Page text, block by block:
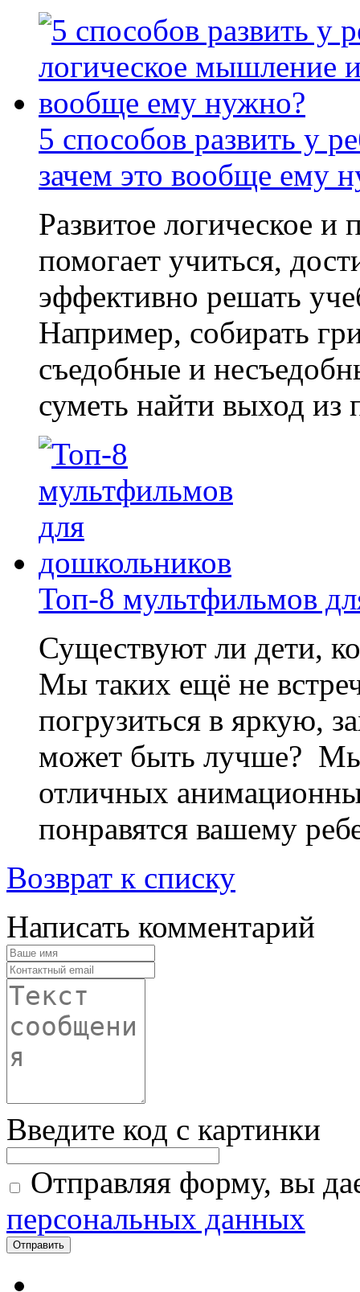
5 способов развить у
зачем это вообще ему
Развитое логическое
помогает учиться,
эффективно решать
Например, собирать
съедобные и
суметь найти выход из
Топ-8 мультфильмов
Существуют ли дети,
Мы таких ещё не
погрузиться в яркую,
может быть лучше? Мы
отличных
понравятся вашему
Возврат к списку
Написать комментарий
Введите код с картинки
Отправляя форму, вы
персональных данных